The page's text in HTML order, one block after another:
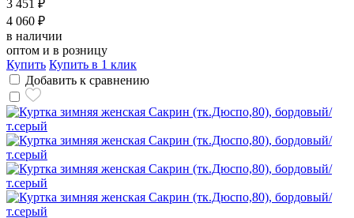
3 451 ₽
4 060 ₽
в наличии
оптом и в розницу
Купить Купить в 1 клик
Добавить к сравнению